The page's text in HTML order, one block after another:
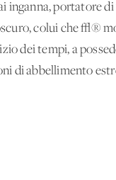
inganna, portatore
colui che √®
dei tempi, a
di abbellimento